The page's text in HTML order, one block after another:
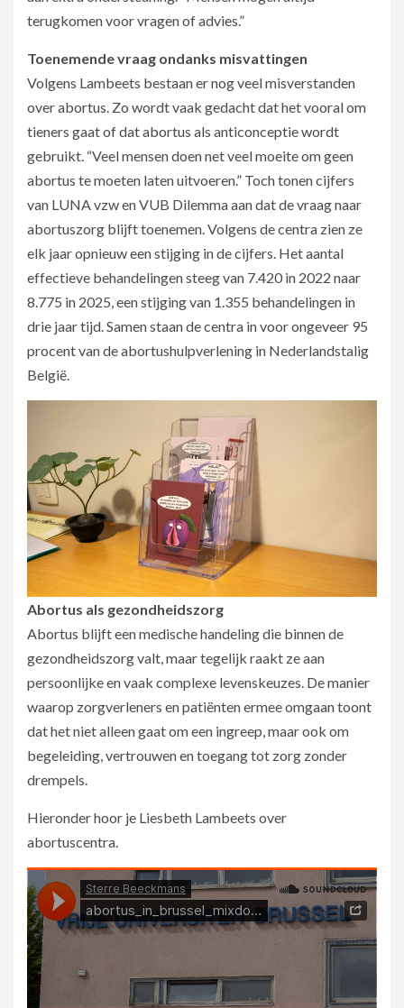
terugkomen voor vragen of advies.”
Toenemende vraag ondanks misvattingen
Volgens Lambeets bestaan er nog veel misverstanden
over abortus. Zo wordt vaak gedacht dat het vooral om
tieners gaat of dat abortus als anticonceptie wordt
gebruikt. “Veel mensen doen net veel moeite om geen
abortus te moeten laten uitvoeren.” Toch tonen cijfers
van LUNA vzw en VUB Dilemma aan dat de vraag naar
abortuszorg blijft toenemen. Volgens de centra zien ze
elk jaar opnieuw een stijging in de cijfers. Het aantal
effectieve behandelingen steeg van 7.420 in 2022 naar
8.775 in 2025, een stijging van 1.355 behandelingen in
drie jaar tijd. Samen staan de centra in voor ongeveer 95
procent van de abortushulpverlening in Nederlandstalig
België.
Abortus als gezondheidszorg
Abortus blijft een medische handeling die binnen de
gezondheidszorg valt, maar tegelijk raakt ze aan
persoonlijke en vaak complexe levenskeuzes. De manier
waarop zorgverleners en patiënten ermee omgaan toont
dat het niet alleen gaat om een ingreep, maar ook om
begeleiding, vertrouwen en toegang tot zorg zonder
drempels.
Hieronder hoor je Liesbeth Lambeets over
abortuscentra.